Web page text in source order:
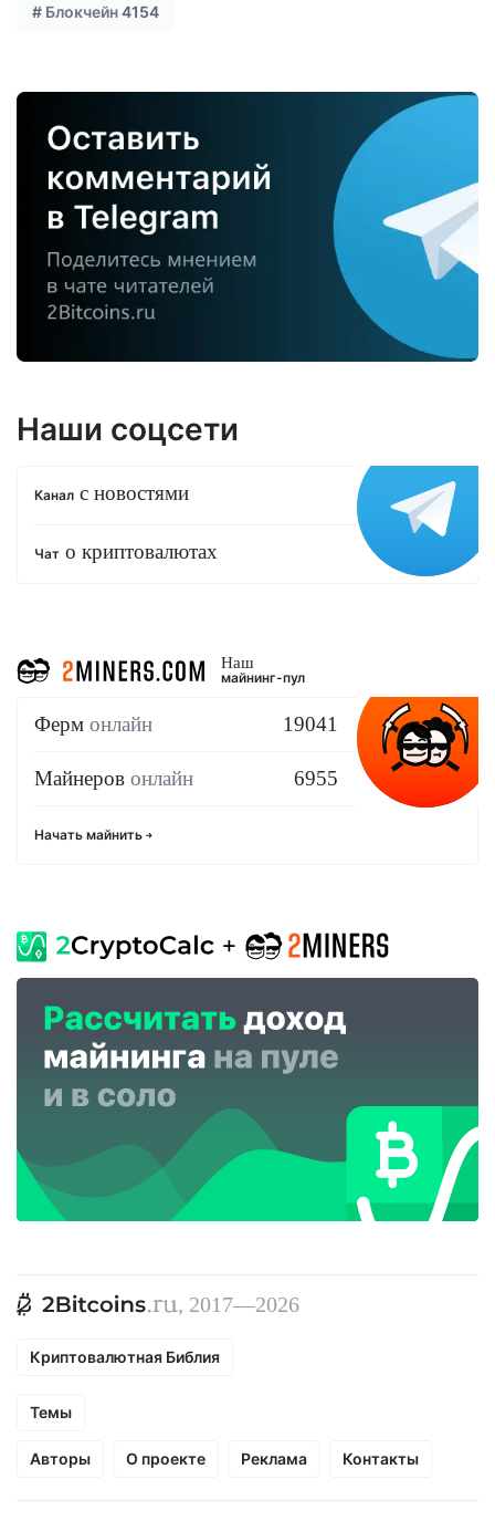
# Блокчейн4154
Наши соцсети
Канал с новостями
Чат о криптовалютах
Наш
майнинг-пул
Ферм онлайн 19041
Майнеров онлайн 6955
Начать майнить
, 2017—2026
Криптовалютная Библия
Темы
Авторы О проекте Реклама Контакты